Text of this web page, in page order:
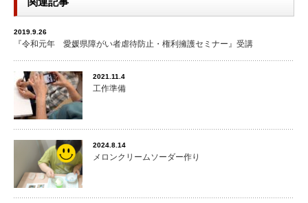
2019.9.26
『令和元年 愛媛県障がい者虐待防止・権利擁護セミナー』受講
2021.11.4
工作準備
2024.8.14
メロンクリームソーダー作り